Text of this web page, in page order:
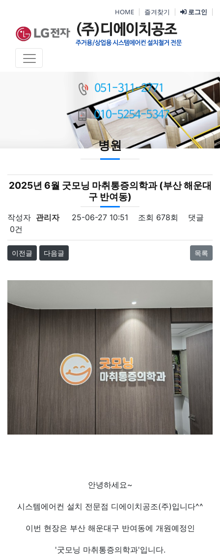
HOME 즐겨찾기 로그인
병원
2025년 6월 굿모닝 마취통증의학과 (부산 해운대
구 반여동)
작성자 관리자 25-06-27 10:51 조회 678회
댓글
0건
이전글 다음글 목록
안녕하세요~
시스템에어컨 설치 전문점 디에이치공조(주)입니다^^
이번 현장은 부산 해운대구 반여동에 개원예정인
'굿모닝 마취통증의학과'입니다.